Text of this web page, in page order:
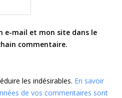
e-mail et mon site dans le
commentaire.
les indésirables. En savoir
de vos commentaires sont